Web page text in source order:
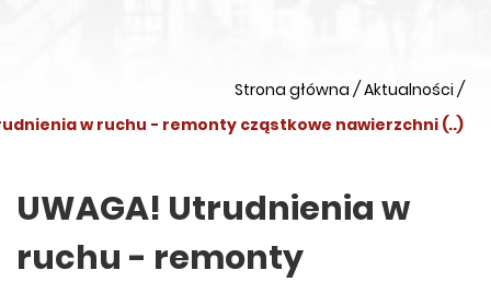
Strona główna / Aktualności /
w ruchu - remonty cząstkowe nawierzchni (..)
UWAGA! Utrudnienia w
ruchu - remonty